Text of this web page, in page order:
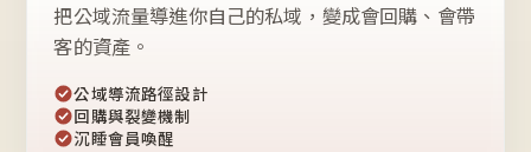
把公域流量導進你自己的私域，變成會回購、會帶
客的資產。
公域導流路徑設計
回購與裂變機制
沉睡會員喚醒